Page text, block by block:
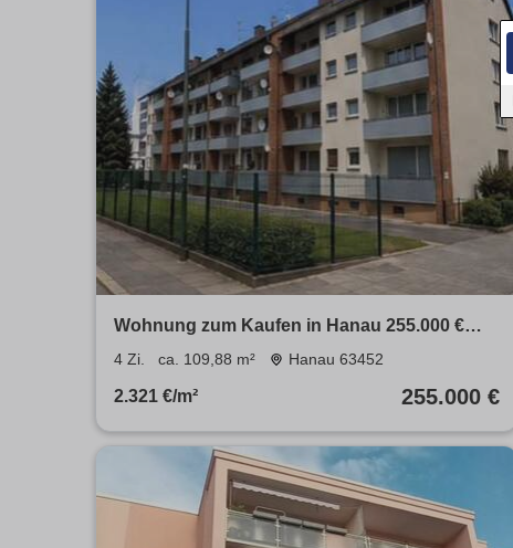
Wohnung zum Kaufen in Hanau 255.000 €
109.88 m²
4 Zi. ca. 109,88 m² Hanau 63452
2.321 €/m² 255.000 €